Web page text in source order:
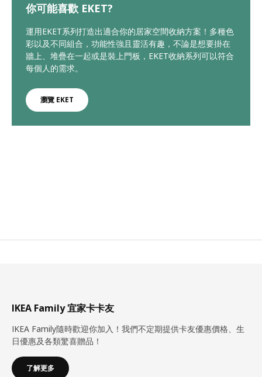
你可能喜歡 EKET?
運用EKET系列打造出適合你的居家空間收納方案！多種色
彩以及不同組合，功能性強且靈活有趣，不論是想要掛在
牆上、堆疊在一起或是裝上門板，EKET收納系列可以符合
每個人的需求。
瀏覽 EKET
IKEA Family 宜家卡卡友
IKEA Family隨時歡迎你加入！我們不定期提供卡友優惠價格、生
日優惠及各類驚喜贈品！
了解更多